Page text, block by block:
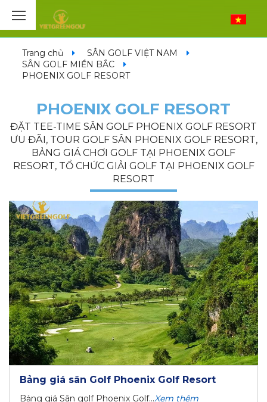
Trang chủ
SÂN GOLF VIỆT NAM
SÂN GOLF MIỀN BẮC
PHOENIX GOLF RESORT
PHOENIX GOLF RESORT
ĐẶT TEE-TIME SÂN GOLF PHOENIX GOLF RESORT
ƯU ĐÃI, TOUR GOLF SÂN PHOENIX GOLF RESORT,
BẢNG GIÁ CHƠI GOLF TẠI PHOENIX GOLF
RESORT, TỔ CHỨC GIẢI GOLF TẠI PHOENIX GOLF
RESORT
Bảng giá sân Golf Phoenix Golf Resort
Bảng giá Sân golf Phoenix Golf...Xem thêm